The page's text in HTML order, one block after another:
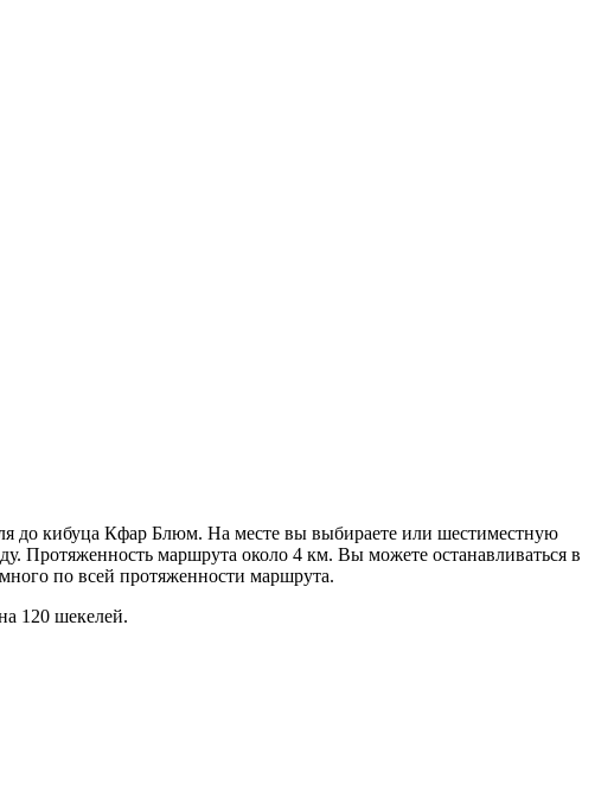
до кибуца Кфар Блюм. На месте вы выбираете или шестиместную
Протяженность маршрута около 4 км. Вы можете останавливаться в
по всей протяженности маршрута.
120 шекелей.